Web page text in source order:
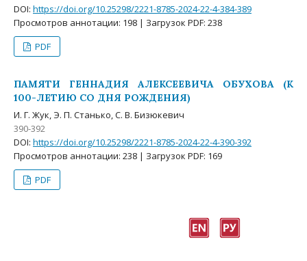
DOI: https://doi.org/10.25298/2221-8785-2024-22-4-384-389
Просмотров аннотации: 198 | Загрузок PDF: 238
PDF
ПАМЯТИ ГЕННАДИЯ АЛЕКСЕЕВИЧА ОБУХОВА (К
100-ЛЕТИЮ СО ДНЯ РОЖДЕНИЯ)
И. Г. Жук, Э. П. Станько, С. В. Бизюкевич
390-392
DOI: https://doi.org/10.25298/2221-8785-2024-22-4-390-392
Просмотров аннотации: 238 | Загрузок PDF: 169
PDF